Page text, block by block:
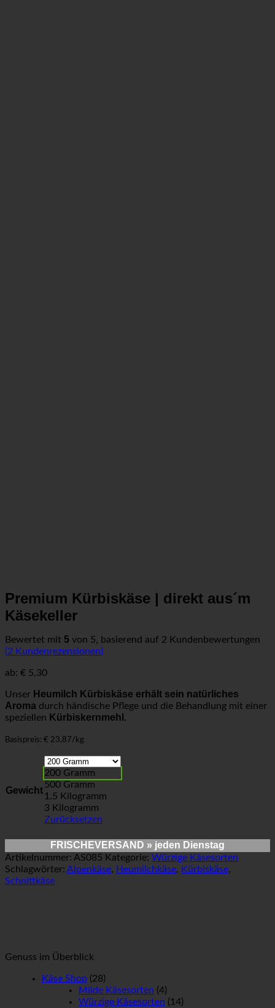
Premium Kürbiskäse | direkt aus´m
Käsekeller
Bewertet mit 5 von 5, basierend auf 2 Kundenbewertungen
(2 Kundenrezensionen)
ab: € 5,30
Unser Heumilch Kürbiskäse erhält sein natürliches
Aroma durch händische Pflege und die Behandlung mit einer
speziellen Kürbiskernmehl .
Basispreis: € 23,87/kg
Gewicht
200 Gramm
500 Gramm
1.5 Kilogramm
3 Kilogramm
Zurücksetzen
FRISCHEVERSAND » jeden Dienstag
Artikelnummer: AS085 Kategorie: Würzige Käsesorten
Schlagwörter: Alpenkäse, Heumilchkäse, Kürbiskäse,
Schnittkäse
Genuss im Überblick
Käse Shop (28)
Milde Käsesorten (4)
Würzige Käsesorten (14)